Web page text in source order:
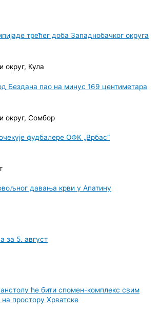
трећег доба Западнобачког округа
округ, Кула
Бездана пао на минус 169 центиметара
округ, Сомбор
фудбалере ОФК „Врбас“
давања крви у Апатину
за 5. август
ће бити спомен-комплекс свим
простору Хрватске